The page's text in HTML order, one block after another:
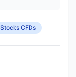
Stocks CFDs